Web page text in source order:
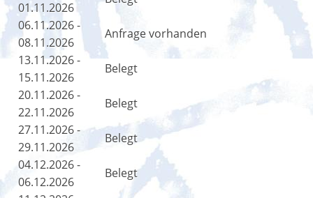
01.11.2026
06.11.2026 -
08.11.2026
Anfrage vorhanden
13.11.2026 -
15.11.2026
Belegt
20.11.2026 -
22.11.2026
Belegt
27.11.2026 -
29.11.2026
Belegt
04.12.2026 -
06.12.2026
Belegt